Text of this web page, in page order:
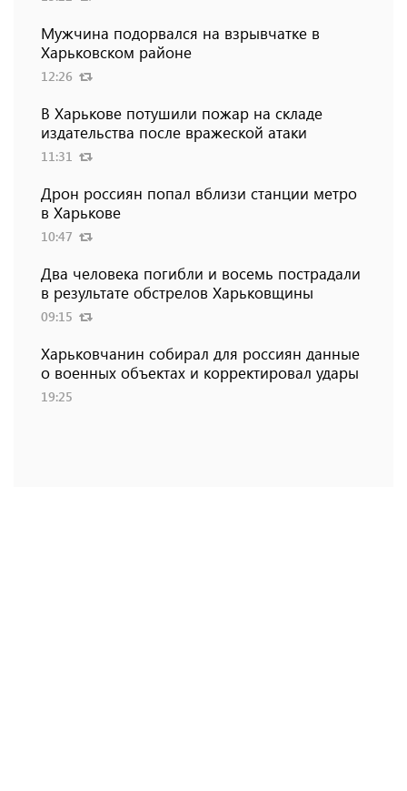
Мужчина подорвался на взрывчатке в
Харьковском районе
12:26
В Харькове потушили пожар на складе
издательства после вражеской атаки
11:31
Дрон россиян попал вблизи станции метро
в Харькове
10:47
Два человека погибли и восемь пострадали
в результате обстрелов Харьковщины
09:15
Харьковчанин собирал для россиян данные
о военных объектах и ​​корректировал удары
19:25